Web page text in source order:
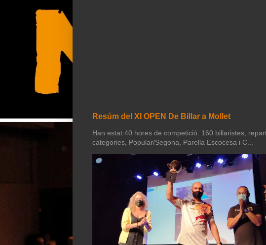
Resúm del XI OPEN De Billar a Mollet
Han estat 40 hores de competició. 160 billaristes,
categories, Popular/Segona, Parella Escocesa i C...